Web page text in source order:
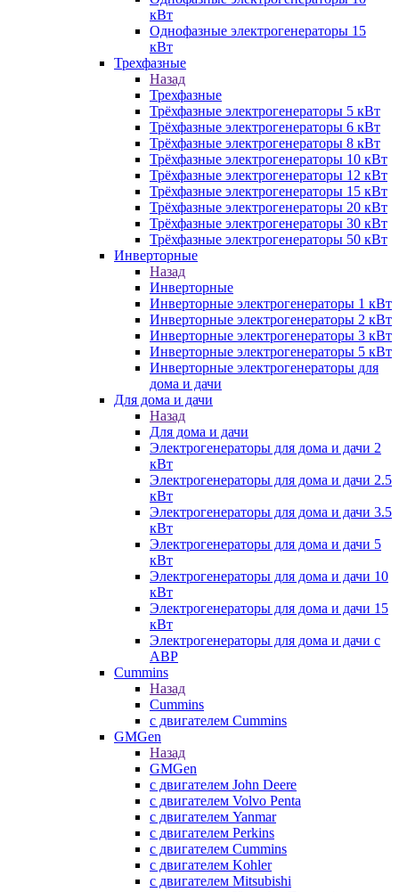
кВт
Однофазные электрогенераторы 15
кВт
Трехфазные
Назад
Трехфазные
Трёхфазные электрогенераторы 5 кВт
Трёхфазные электрогенераторы 6 кВт
Трёхфазные электрогенераторы 8 кВт
Трёхфазные электрогенераторы 10 кВт
Трёхфазные электрогенераторы 12 кВт
Трёхфазные электрогенераторы 15 кВт
Трёхфазные электрогенераторы 20 кВт
Трёхфазные электрогенераторы 30 кВт
Трёхфазные электрогенераторы 50 кВт
Инверторные
Назад
Инверторные
Инверторные электрогенераторы 1 кВт
Инверторные электрогенераторы 2 кВт
Инверторные электрогенераторы 3 кВт
Инверторные электрогенераторы 5 кВт
Инверторные электрогенераторы для
дома и дачи
Для дома и дачи
Назад
Для дома и дачи
Электрогенераторы для дома и дачи 2
кВт
Электрогенераторы для дома и дачи 2.5
кВт
Электрогенераторы для дома и дачи 3.5
кВт
Электрогенераторы для дома и дачи 5
кВт
Электрогенераторы для дома и дачи 10
кВт
Электрогенераторы для дома и дачи 15
кВт
Электрогенераторы для дома и дачи с
АВР
Cummins
Назад
Cummins
с двигателем Cummins
GMGen
Назад
GMGen
с двигателем John Deere
с двигателем Volvo Penta
с двигателем Yanmar
с двигателем Perkins
с двигателем Cummins
с двигателем Kohler
с двигателем Mitsubishi